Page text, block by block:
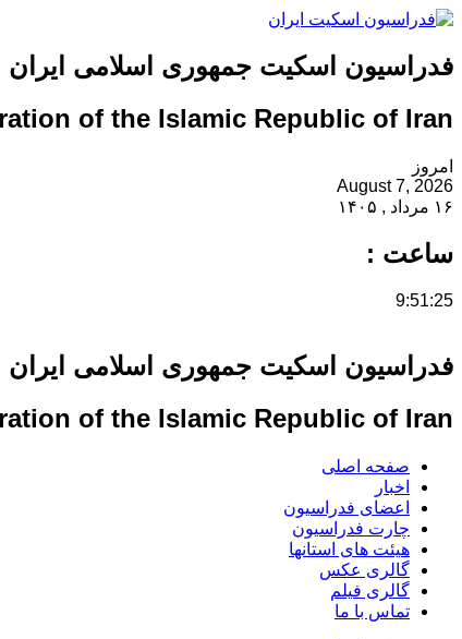
فدراسیون اسکیت جمهوری اسلامی ایران
of the Islamic Republic of Iran
امروز
August 7, 2026
۱۶ مرداد , ۱۴۰۵
ساعت :
9:51:25
فدراسیون اسکیت جمهوری اسلامی ایران
of the Islamic Republic of Iran
صفحه اصلی
اخبار
اعضای فدراسیون
چارت فدراسیون
هیئت های استانها
گالری عکس
گالری فیلم
تماس با ما